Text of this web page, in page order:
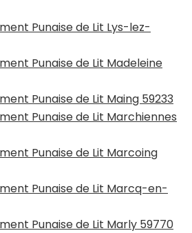
Punaise de Lit Lys-lez-
Punaise de Lit Madeleine
Punaise de Lit Maing 59233
Punaise de Lit Marchiennes
Punaise de Lit Marcoing
Punaise de Lit Marcq-en-
Punaise de Lit Marly 59770